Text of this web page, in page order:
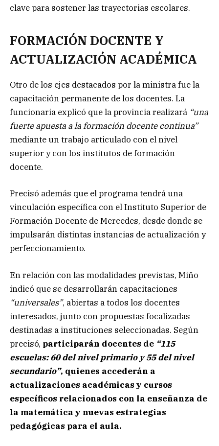
clave para sostener las trayectorias escolares.
FORMACIÓN DOCENTE Y
ACTUALIZACIÓN ACADÉMICA
Otro de los ejes destacados por la ministra fue la
capacitación permanente de los docentes. La
funcionaria explicó que la provincia realizará “una
fuerte apuesta a la formación docente continua”
mediante un trabajo articulado con el nivel
superior y con los institutos de formación
docente.
Precisó además que el programa tendrá una
vinculación específica con el Instituto Superior de
Formación Docente de Mercedes, desde donde se
impulsarán distintas instancias de actualización y
perfeccionamiento.
En relación con las modalidades previstas, Miño
indicó que se desarrollarán capacitaciones
“universales”, abiertas a todos los docentes
interesados, junto con propuestas focalizadas
destinadas a instituciones seleccionadas. Según
precisó, participarán docentes de “115
escuelas: 60 del nivel primario y 55 del nivel
secundario”, quienes accederán a
actualizaciones académicas y cursos
específicos relacionados con la enseñanza de
la matemática y nuevas estrategias
pedagógicas para el aula.